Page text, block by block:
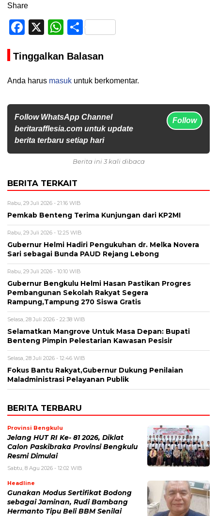
Share
Facebook
X WhatsApp
Share
Tinggalkan Balasan
Anda harus masuk untuk berkomentar.
Follow WhatsApp Channel
beritarafflesia.com untuk update
berita terbaru setiap hari
Follow
Berita ini 3 kali dibaca
BERITA TERKAIT
Rabu, 29 Juli 2026 - 21:16 WIB
Pemkab Benteng Terima Kunjungan dari KP2MI
Rabu, 29 Juli 2026 - 12:25 WIB
Gubernur Helmi Hadiri Pengukuhan dr. Melka Novera
Sari sebagai Bunda PAUD Rejang Lebong
Rabu, 29 Juli 2026 - 10:10 WIB
Gubernur Bengkulu Helmi Hasan Pastikan Progres
Pembangunan Sekolah Rakyat Segera
Rampung,Tampung 270 Siswa Gratis
Selasa, 28 Juli 2026 - 22:38 WIB
Selamatkan Mangrove Untuk Masa Depan: Bupati
Benteng Pimpin Pelestarian Kawasan Pesisir
Selasa, 28 Juli 2026 - 12:46 WIB
Fokus Bantu Rakyat,Gubernur Dukung Penilaian
Maladministrasi Pelayanan Publik
BERITA TERBARU
Provinsi Bengkulu
Jelang HUT RI Ke- 81 2026, Diklat
Calon Paskibraka Provinsi Bengkulu
Resmi Dimulai
Sabtu, 8 Agu 2026 - 12:02 WIB
Headline
Gunakan Modus Sertifikat Bodong
sebagai Jaminan, Rudi Bambang
Hermanto Tipu Beli BBM Senilai